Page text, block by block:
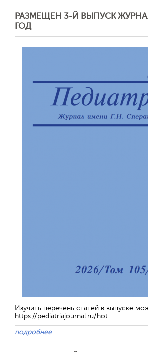
РАЗМЕЩЕН 3-Й ВЫПУСК
ГОД
Изучить перечень статей в выпуске
https://pediatriajournal.ru/hot
подробнее